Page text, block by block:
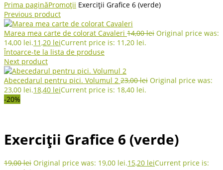
Prima paginăPromoții Exerciții Grafice 6 (verde)
Previous product
Marea mea carte de colorat Cavaleri 14,00lei Original price was:
14,00 lei.11,20 leiCurrent price is: 11,20 lei.
Întoarce-te la lista de produse
Next product
Abecedarul pentru pici. Volumul 2 23,00lei Original price was:
23,00 lei.18,40 leiCurrent price is: 18,40 lei.
-20%
Exerciții Grafice 6 (verde)
19,00lei Original price was: 19,00 lei.15,20 leiCurrent price is: